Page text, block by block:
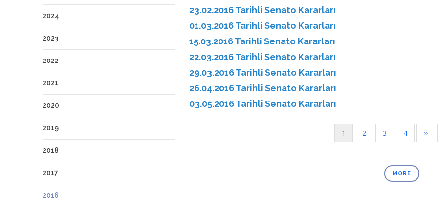
23.02.2016 Tarihli Senato Kararları
01.03.2016 Tarihli Senato Kararları
15.03.2016 Tarihli Senato Kararları
22.03.2016 Tarihli Senato Kararları
29.03.2016 Tarihli Senato Kararları
26.04.2016 Tarihli Senato Kararları
03.05.2016 Tarihli Senato Kararları
Şu
an
1 Sayfa
2 Sayfa
3 Sayfa
4 ››
MORE
2024
2023
2022
2021
2020
2019
2018
2017
2016